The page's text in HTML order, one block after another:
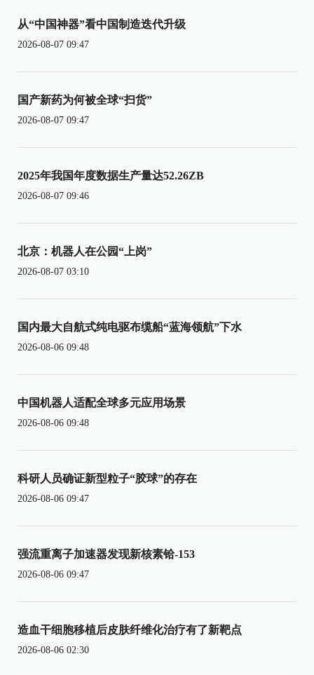
从“中国神器”看中国制造迭代升级
2026-08-07 09:47
国产新药为何被全球“扫货”
2026-08-07 09:47
2025年我国年度数据生产量达52.26ZB
2026-08-07 09:46
北京：机器人在公园“上岗”
2026-08-07 03:10
国内最大自航式纯电驱布缆船“蓝海领航”下水
2026-08-06 09:48
中国机器人适配全球多元应用场景
2026-08-06 09:48
科研人员确证新型粒子“胶球”的存在
2026-08-06 09:47
强流重离子加速器发现新核素铪-153
2026-08-06 09:47
造血干细胞移植后皮肤纤维化治疗有了新靶点
2026-08-06 02:30